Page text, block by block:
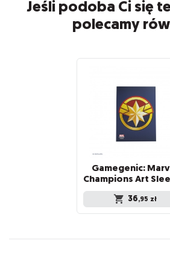
Jeśli podoba Ci się
polecamy
Gamegenic:
36,95 zł